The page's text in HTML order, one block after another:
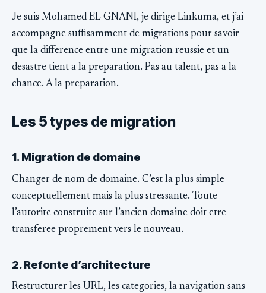
Je suis Mohamed EL GNANI, je dirige Linkuma, et j’ai
accompagne suffisamment de migrations pour savoir
que la difference entre une migration reussie et un
desastre tient a la preparation. Pas au talent, pas a la
chance. A la preparation.
Les 5 types de migration
1. Migration de domaine
Changer de nom de domaine. C’est la plus simple
conceptuellement mais la plus stressante. Toute
l’autorite construite sur l’ancien domaine doit etre
transferee proprement vers le nouveau.
2. Refonte d’architecture
Restructurer les URL, les categories, la navigation sans